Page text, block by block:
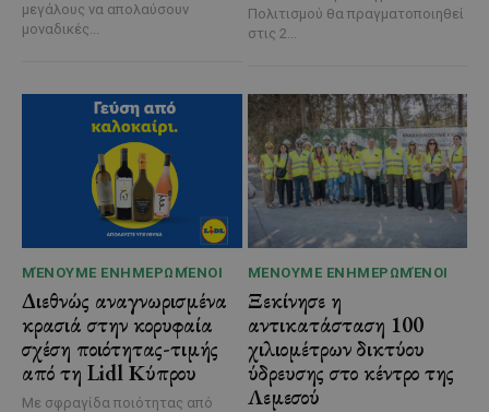
μεγάλους να απολαύσουν
μοναδικές...
Πολιτισμού θα πραγματοποιηθεί
στις 2...
ΜΈΝΟΥΜΕ ΕΝΗΜΕΡΩΜΈΝΟΙ
Διεθνώς αναγνωρισμένα
κρασιά στην κορυφαία
σχέση ποιότητας-τιμής
από τη Lidl Κύπρου
Με σφραγίδα ποιότητας από
ΜΈΝΟΥΜΕ ΕΝΗΜΕΡΩΜΈΝΟΙ
Ξεκίνησε η
αντικατάσταση 100
χιλιομέτρων δικτύου
ύδρευσης στο κέντρο της
Λεμεσού